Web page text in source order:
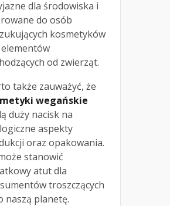
dla środowiska i
do osób
kosmetyków
od zwierząt.
także zauważyć, że
wegańskie
duży nacisk na
aspekty
oraz opakowania.
stanowić
atut dla
troszczących
naszą planetę.